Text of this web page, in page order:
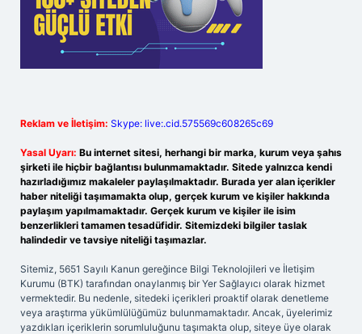
Reklam ve İletişim: Skype: live:.cid.575569c608265c69
Yasal Uyarı: Bu internet sitesi, herhangi bir marka, kurum veya şahıs
şirketi ile hiçbir bağlantısı bulunmamaktadır. Sitede yalnızca kendi
hazırladığımız makaleler paylaşılmaktadır. Burada yer alan içerikler
haber niteliği taşımamakta olup, gerçek kurum ve kişiler hakkında
paylaşım yapılmamaktadır. Gerçek kurum ve kişiler ile isim
benzerlikleri tamamen tesadüfidir. Sitemizdeki bilgiler taslak
halindedir ve tavsiye niteliği taşımazlar.
Sitemiz, 5651 Sayılı Kanun gereğince Bilgi Teknolojileri ve İletişim
Kurumu (BTK) tarafından onaylanmış bir Yer Sağlayıcı olarak hizmet
vermektedir. Bu nedenle, sitedeki içerikleri proaktif olarak denetleme
veya araştırma yükümlülüğümüz bulunmamaktadır. Ancak, üyelerimiz
yazdıkları içeriklerin sorumluluğunu taşımakta olup, siteye üye olarak